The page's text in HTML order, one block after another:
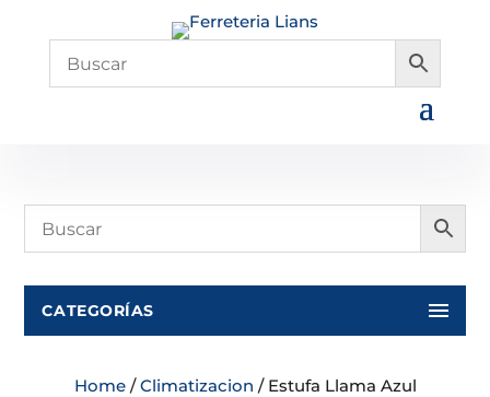
CATEGORÍAS
Home/Climatizacion / Estufa Llama Azul